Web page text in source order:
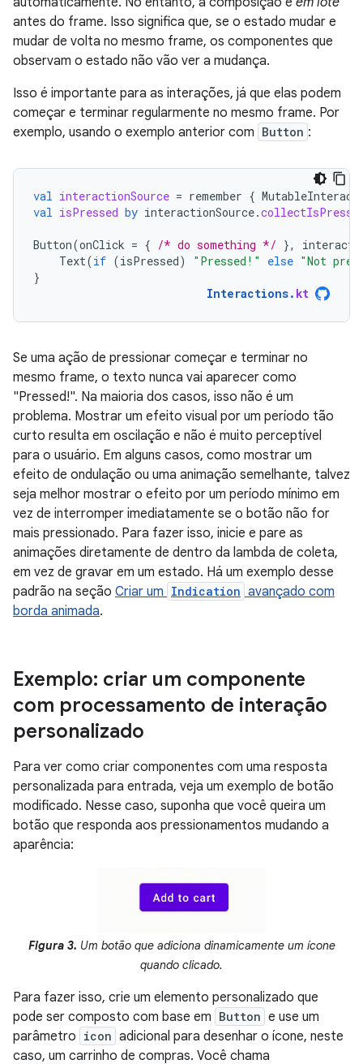
antes do frame. Isso significa que, se o estado mudar e
mudar de volta no mesmo frame, os componentes que
observam o estado não vão ver a mudança.
Isso é importante para as interações, já que elas podem
começar e terminar regularmente no mesmo frame. Por
exemplo, usando o exemplo anterior com Button :
val interactionSource = remember {
val isPressed by interactionSource.
Button(onClick = { /* do something */ },
Text(if (isPressed) "Pressed!" else "Not
}
Interactions. kt
Se uma ação de pressionar começar e terminar no
mesmo frame, o texto nunca vai aparecer como
"Pressed!". Na maioria dos casos, isso não é um
problema. Mostrar um efeito visual por um período tão
curto resulta em oscilação e não é muito perceptível
para o usuário. Em alguns casos, como mostrar um
efeito de ondulação ou uma animação semelhante, talvez
seja melhor mostrar o efeito por um período mínimo em
vez de interromper imediatamente se o botão não for
mais pressionado. Para fazer isso, inicie e pare as
animações diretamente de dentro da lambda de coleta,
em vez de gravar em um estado. Há um exemplo desse
padrão na seção Criar um Indication avançado com
borda animada.
Exemplo: criar um componente
com processamento de interação
personalizado
Para ver como criar componentes com uma resposta
personalizada para entrada, veja um exemplo de botão
modificado. Nesse caso, suponha que você queira um
botão que responda aos pressionamentos mudando a
aparência:
Figura 3. Um botão que adiciona dinamicamente um ícone
quando clicado.
Para fazer isso, crie um elemento personalizado que
pode ser composto com base em Button e use um
parâmetro icon adicional para desenhar o ícone, neste
caso, um carrinho de compras. Você chama